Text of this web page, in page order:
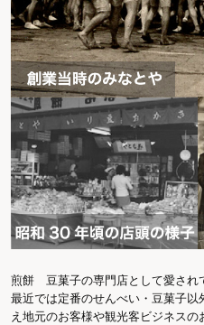
煎餅 豆菓子の専門店として愛され
最近では定番のせんべい・豆菓子
え地元のお客様や観光客ビジネス